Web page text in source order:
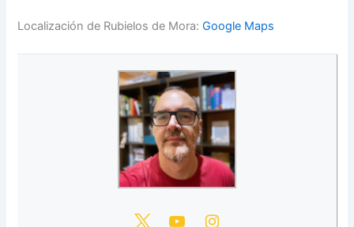
Localización de Rubielos de Mora:Google Maps